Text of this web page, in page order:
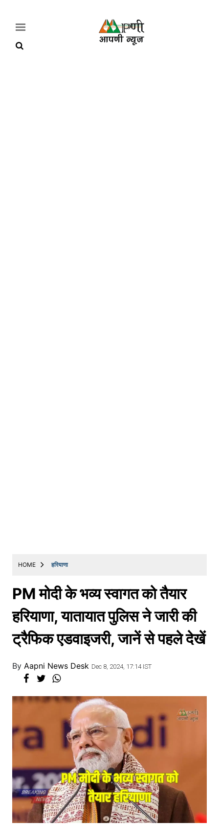
HOME हरियाणा
PM मोदी के भव्य स्वागत को तैयार
हरियाणा, यातायात पुलिस ने जारी की
ट्रैफिक एडवाइजरी, जानें से पहले देखें
By Aapni News Desk Dec 8, 2024, 17:14 IST